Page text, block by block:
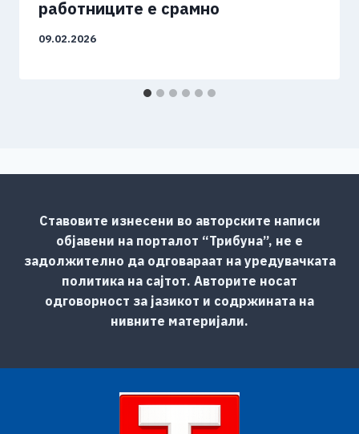
работниците е срамно
09.02.2026
Ставовите изнесени во авторските написи
објавени на порталот “Трибуна”, не е
задолжително да одговараат на уредувачката
политика на сајтот. Авторите носат
одговорност за јазикот и содржината на
нивните материјали.